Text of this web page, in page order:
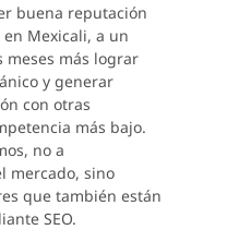
buena reputación
Mexicali, a un
meses más lograr
y generar
con otras
más bajo.
no a
mercado, sino
que también están
SEO.